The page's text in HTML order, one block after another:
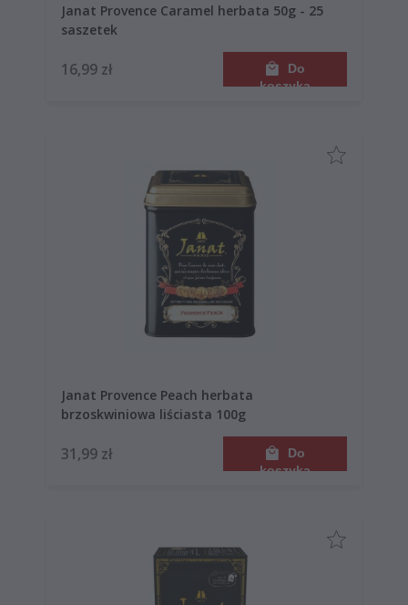
Janat Provence Caramel herbata 50g - 25
saszetek
16,99 zł
Do
koszyka
Janat Provence Peach herbata
brzoskwiniowa liściasta 100g
31,99 zł
Do
koszyka